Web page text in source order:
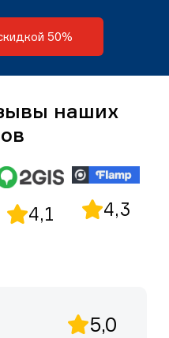
50%
наших
4,1 4,3
5,0